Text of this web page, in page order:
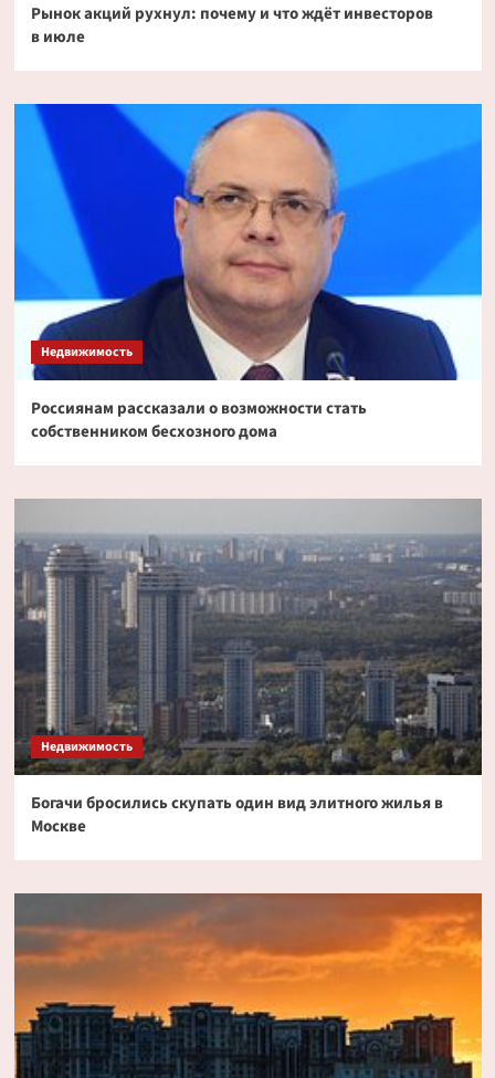
Рынок акций рухнул: почему и что ждёт инвесторов
в июле
Недвижимость
Россиянам рассказали о возможности стать
собственником бесхозного дома
Недвижимость
Богачи бросились скупать один вид элитного жилья в
Москве